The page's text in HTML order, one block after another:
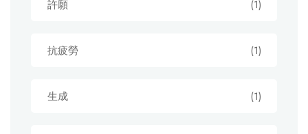
許願 (1)
抗疲勞 (1)
生成 (1)